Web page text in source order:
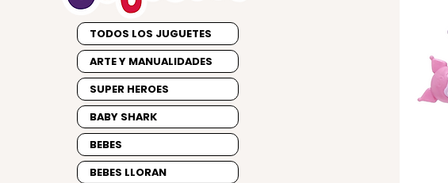
TODOS LOS JUGUETES
ARTE Y MANUALIDADES
SUPER HEROES
BABY SHARK
BEBES
BEBES LLORAN